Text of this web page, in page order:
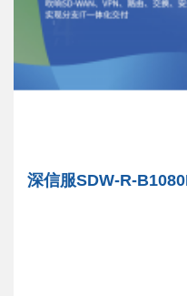
深信服SDW-R-